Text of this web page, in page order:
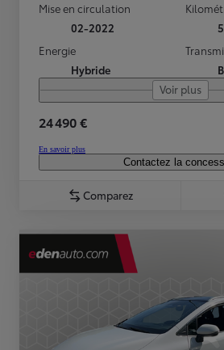
Mise en circulation
02-2022
Energie
Hybride
Voir plus
24 490 €
En savoir plus
Contactez la
Comparez